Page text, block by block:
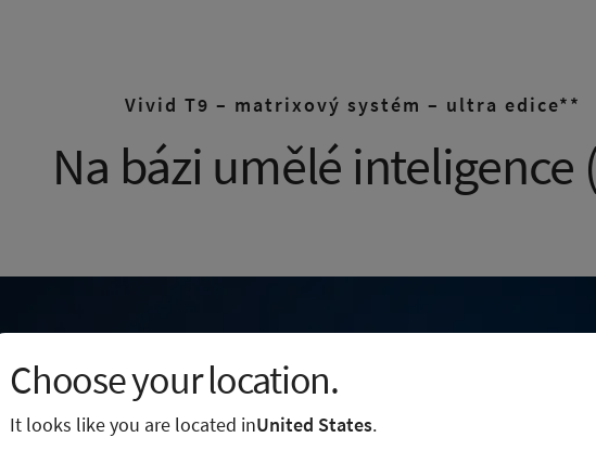
Vivid T9 – matrixový systém – ultra edice**
Na bázi umělé inteligence
Choose your location.
It looks like you are located inUnited States.